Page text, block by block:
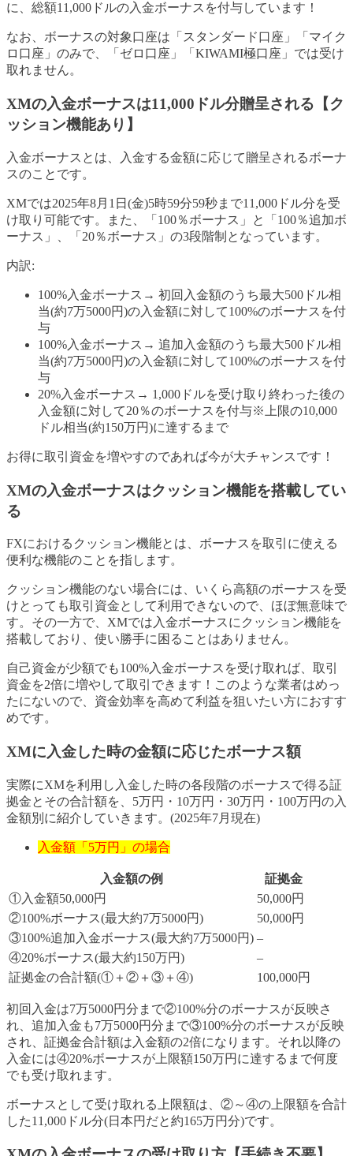
に、総額11,000ドルの入金ボーナスを付与しています！
なお、ボーナスの対象口座は「スタンダード口座」「マイク
ロ口座」のみで、「ゼロ口座」「KIWAMI極口座」では受け
取れません。
XMの入金ボーナスは11,000ドル分贈呈される【ク
ッション機能あり】
入金ボーナスとは、入金する金額に応じて贈呈されるボーナ
スのことです。
XMでは2025年8月1日(金)5時59分59秒まで11,000ドル分を受
け取り可能です。また、「100％ボーナス」と「100％追加ボ
ーナス」、「20％ボーナス」の3段階制となっています。
内訳:
100%入金ボーナス→ 初回入金額のうち最大500ドル相
当(約7万5000円)の入金額に対して100%のボーナスを付
与
100%入金ボーナス→ 追加入金額のうち最大500ドル相
当(約7万5000円)の入金額に対して100%のボーナスを付
与
20%入金ボーナス→ 1,000ドルを受け取り終わった後の
入金額に対して20％のボーナスを付与※上限の10,000
ドル相当(約150万円)に達するまで
お得に取引資金を増やすのであれば今が大チャンスです！
XMの入金ボーナスはクッション機能を搭載してい
る
FXにおけるクッション機能とは、ボーナスを取引に使える
便利な機能のことを指します。
クッション機能のない場合には、いくら高額のボーナスを受
けとっても取引資金として利用できないので、ほぼ無意味で
す。その一方で、XMでは入金ボーナスにクッション機能を
搭載しており、使い勝手に困ることはありません。
自己資金が少額でも100%入金ボーナスを受け取れば、取引
資金を2倍に増やして取引できます！このような業者はめっ
たにないので、資金効率を高めて利益を狙いたい方におすす
めです。
XMに入金した時の金額に応じたボーナス額
実際にXMを利用し入金した時の各段階のボーナスで得る証
拠金とその合計額を、5万円・10万円・30万円・100万円の入
金額別に紹介していきます。(2025年7月現在)
入金額「5万円」の場合
入金額の例
証拠金
①入金額50,000円
50,000円
②100%ボーナス(最大約7万5000円)
50,000円
③100%追加入金ボーナス(最大約7万5000円) –
④20%ボーナス(最大約150万円)
–
証拠金の合計額(①＋②＋③＋④)
100,000円
初回入金は7万5000円分まで②100%分のボーナスが反映さ
れ、追加入金も7万5000円分まで③100%分のボーナスが反映
され、証拠金合計額は入金額の2倍になります。それ以降の
入金には④20%ボーナスが上限額150万円に達するまで何度
でも受け取れます。
ボーナスとして受け取れる上限額は、②～④の上限額を合計
した11,000ドル分(日本円だと約165万円分)です。